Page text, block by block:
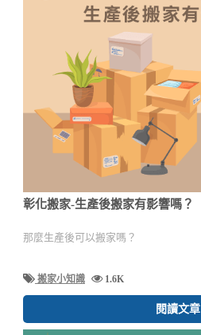
彰化搬家-生產後搬家有影響嗎？
那麼生產後可以搬家嗎？
搬家小知識 1.6K
閱讀文章